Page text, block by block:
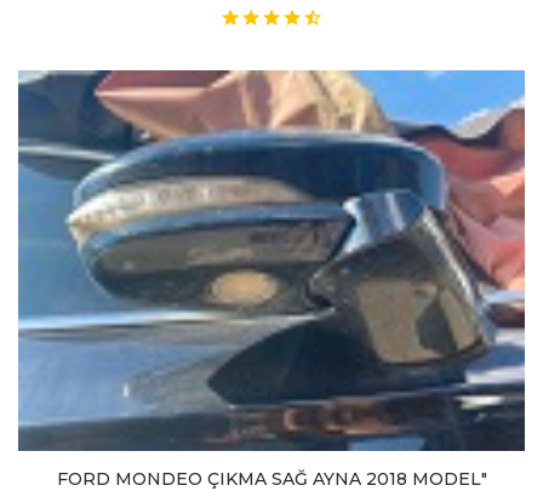
FORD MONDEO ÇIKMA SAĞ AYNA 2018 MODEL"